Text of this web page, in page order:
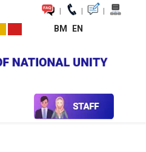
| | |
BM EN
Guidelines Garis Panduan